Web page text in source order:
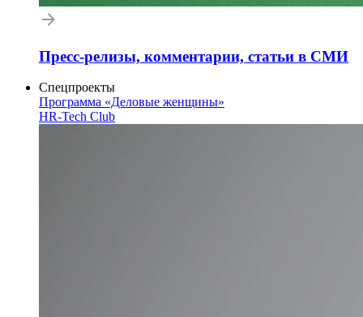
Пресс-релизы, комментарии, статьи в СМИ
Спецпроекты
Программа «Деловые женщины»
HR-Tech Club